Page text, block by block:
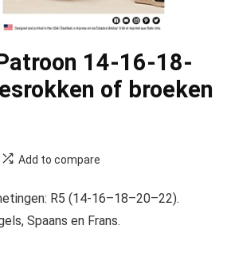
14-16-18-
of broeken
Add to compare
R5 (14-16–18–20–22).
Spaans en Frans.